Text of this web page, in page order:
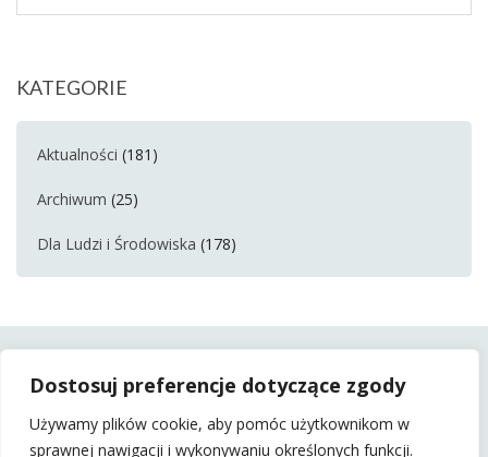
Dostosuj preferencje dotyczące zgody
Używamy plików cookie, aby pomóc użytkownikom w
sprawnej nawigacji i wykonywaniu określonych funkcji.
KATEGORIE
Aktualności (181)
Archiwum (25)
Dla Ludzi i Środowiska (178)